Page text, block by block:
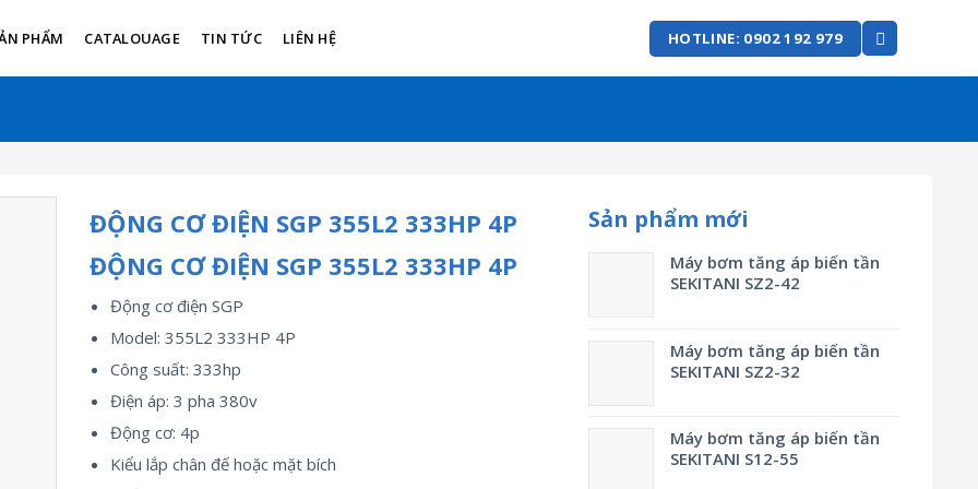
PHẨM CATALOUAGE TIN TỨC LIÊN HỆ HOTLINE: 0902 192 979
Sản phẩm mới
Máy bơm tăng áp biến tần
SEKITANI SZ2-42
Máy bơm tăng áp biến tần
SEKITANI SZ2-32
Máy bơm tăng áp biến tần
SEKITANI S12-55
ĐỘNG CƠ ĐIỆN SGP 355L2 333HP 4P
ĐỘNG CƠ ĐIỆN SGP 355L2 333HP 4P
Động cơ điện SGP
Model: 355L2 333HP 4P
Công suất: 333hp
Điện áp: 3 pha 380v
Động cơ: 4p
Kiểu lắp chân đế hoặc mặt bích